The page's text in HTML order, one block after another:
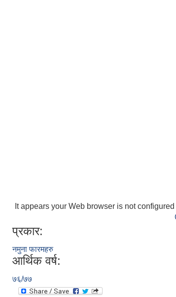
It appears your Web browser is not
प्रकार:
नमुना फारमहरु
आर्थिक वर्ष:
७६/७७